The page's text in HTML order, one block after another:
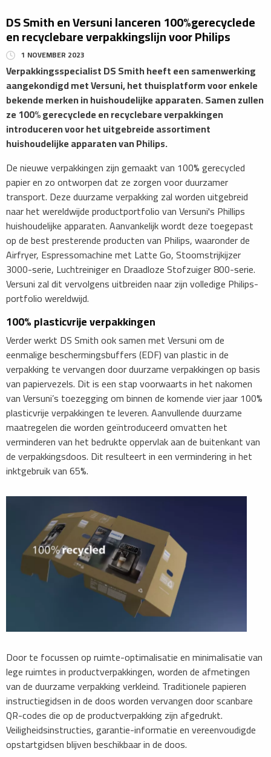
DS Smith en Versuni lanceren 100%gerecyclede
en recyclebare verpakkingslijn voor Philips
1 NOVEMBER 2023
Verpakkingsspecialist DS Smith heeft een samenwerking
aangekondigd met Versuni, het thuisplatform voor enkele
bekende merken in huishoudelijke apparaten. Samen zullen
ze 100% gerecyclede en recyclebare verpakkingen
introduceren voor het uitgebreide assortiment
huishoudelijke apparaten van Philips.
De nieuwe verpakkingen zijn gemaakt van 100% gerecycled
papier en zo ontworpen dat ze zorgen voor duurzamer
transport. Deze duurzame verpakking zal worden uitgebreid
naar het wereldwijde productportfolio van Versuni's Phillips
huishoudelijke apparaten. Aanvankelijk wordt deze toegepast
op de best presterende producten van Philips, waaronder de
Airfryer, Espressomachine met Latte Go, Stoomstrijkijzer
3000-serie, Luchtreiniger en Draadloze Stofzuiger 800-serie.
Versuni zal dit vervolgens uitbreiden naar zijn volledige Philips-
portfolio wereldwijd.
100% plasticvrije verpakkingen
Verder werkt DS Smith ook samen met Versuni om de
eenmalige beschermingsbuffers (EDF) van plastic in de
verpakking te vervangen door duurzame verpakkingen op basis
van papiervezels. Dit is een stap voorwaarts in het nakomen
van Versuni’s toezegging om binnen de komende vier jaar 100%
plasticvrije verpakkingen te leveren. Aanvullende duurzame
maatregelen die worden geïntroduceerd omvatten het
verminderen van het bedrukte oppervlak aan de buitenkant van
de verpakkingsdoos. Dit resulteert in een vermindering in het
inktgebruik van 65%.
Door te focussen op ruimte-optimalisatie en minimalisatie van
lege ruimtes in productverpakkingen, worden de afmetingen
van de duurzame verpakking verkleind. Traditionele papieren
instructiegidsen in de doos worden vervangen door scanbare
QR-codes die op de productverpakking zijn afgedrukt.
Veiligheidsinstructies, garantie-informatie en vereenvoudigde
opstartgidsen blijven beschikbaar in de doos.